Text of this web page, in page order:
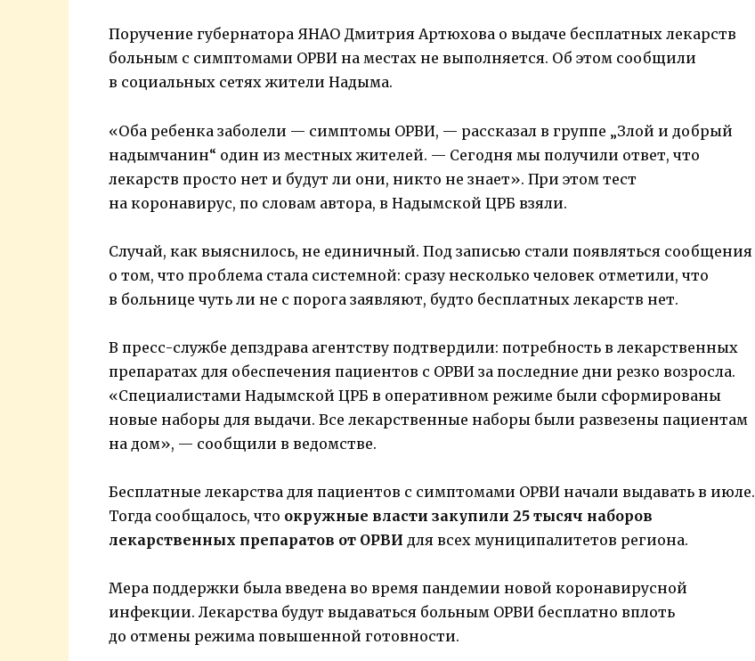
Поручение губернатора ЯНАО Дмитрия Артюхова о выдаче бесплатных лекарств
больным с симптомами ОРВИ на местах не выполняется. Об этом сообщили
в социальных сетях жители Надыма.
«Оба ребенка заболели — симптомы ОРВИ, — рассказал в группе „Злой и добрый
надымчанин“ один из местных жителей. — Сегодня мы получили ответ, что
лекарств просто нет и будут ли они, никто не знает». При этом тест
на коронавирус, по словам автора, в Надымской ЦРБ взяли.
Случай, как выяснилось, не единичный. Под записью стали появляться сообщения
о том, что проблема стала системной: сразу несколько человек отметили, что
в больнице чуть ли не с порога заявляют, будто бесплатных лекарств нет.
В пресс-службе депздрава агентству подтвердили: потребность в лекарственных
препаратах для обеспечения пациентов с ОРВИ за последние дни резко возросла.
«Cпециалистами Надымской ЦРБ в оперативном режиме были сформированы
новые наборы для выдачи. Все лекарственные наборы были развезены пациентам
на дом», — сообщили в ведомстве.
Бесплатные лекарства для пациентов с симптомами ОРВИ начали выдавать в июле.
Тогда сообщалось, что окружные власти закупили 25 тысяч наборов
лекарственных препаратов от ОРВИ для всех муниципалитетов региона.
Мера поддержки была введена во время пандемии новой коронавирусной
инфекции. Лекарства будут выдаваться больным ОРВИ бесплатно вплоть
до отмены режима повышенной готовности.